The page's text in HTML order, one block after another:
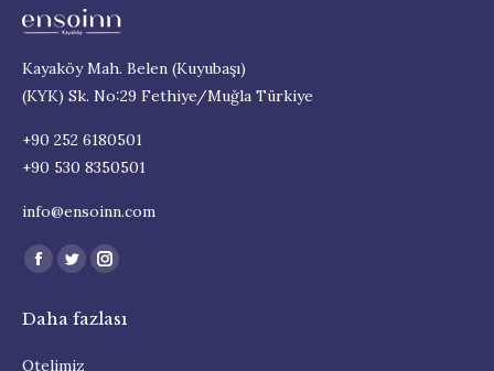
Kayaköy Mah. Belen (Kuyubaşı)
(KYK) Sk. No:29 Fethiye/Muğla Türkiye
+90 252 6180501
+90 530 8350501
info@ensoinn.com
Find us on:
Facebook
opens
in
Twitter
opens
in
Instagram
opens
Daha fazlası
Otelimiz